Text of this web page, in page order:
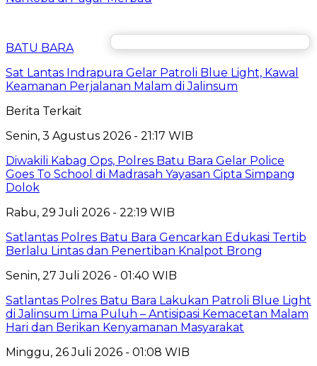
BATU BARA
Sat Lantas Indrapura Gelar Patroli Blue Light, Kawal
Keamanan Perjalanan Malam di Jalinsum
Berita Terkait
Senin, 3 Agustus 2026 - 21:17 WIB
Diwakili Kabag Ops, Polres Batu Bara Gelar Police
Goes To School di Madrasah Yayasan Cipta Simpang
Dolok
Rabu, 29 Juli 2026 - 22:19 WIB
Satlantas Polres Batu Bara Gencarkan Edukasi Tertib
Berlalu Lintas dan Penertiban Knalpot Brong
Senin, 27 Juli 2026 - 01:40 WIB
Satlantas Polres Batu Bara Lakukan Patroli Blue Light
di Jalinsum Lima Puluh – Antisipasi Kemacetan Malam
Hari dan Berikan Kenyamanan Masyarakat
Minggu, 26 Juli 2026 - 01:08 WIB